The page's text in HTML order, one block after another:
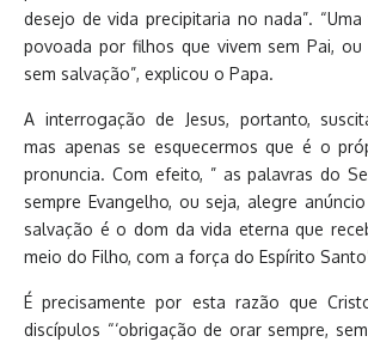
desejo de vida precipitaria no nada”.
povoada por filhos que vivem sem Pai, ou
sem salvação”, explicou o Papa.
A interrogação de Jesus, portanto,
mas apenas se esquecermos que é o
pronuncia. Com efeito, ” as palavras do
sempre Evangelho, ou seja, alegre
salvação é o dom da vida eterna que
meio do Filho, com a força do Espírito
É precisamente por esta razão que
discípulos “‘obrigação de orar sempre, sem